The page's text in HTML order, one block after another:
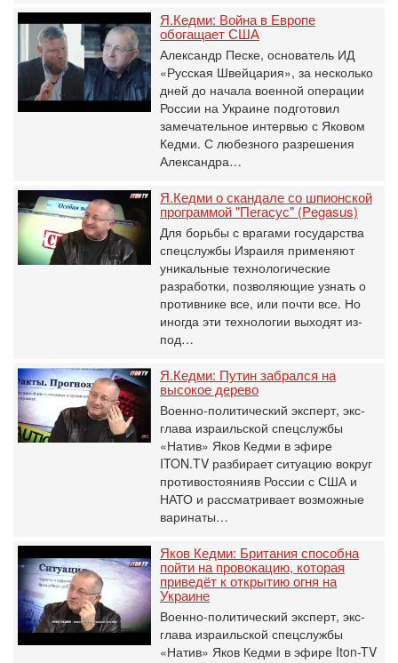
Я.Кедми: Война в Европе
обогащает США
Александр Песке, основатель ИД
«Русская Швейцария», за несколько
дней до начала военной операции
России на Украине подготовил
замечательное интервью с Яковом
Кедми. С любезного разрешения
Александра…
Я.Кедми о скандале со шпионской
программой "Пегасус" (Pegasus)
Для борьбы с врагами государства
спецслужбы Израиля применяют
уникальные технологические
разработки, позволяющие узнать о
противнике все, или почти все. Но
иногда эти технологии выходят из-
под…
Я.Кедми: Путин забрался на
высокое дерево
Военно-политический эксперт, экс-
глава израильской спецслужбы
«Натив» Яков Кедми в эфире
ITON.TV разбирает ситуацию вокруг
противостоянияв России с США и
НАТО и рассматривает возможные
варинаты…
Яков Кедми: Британия способна
пойти на провокацию, которая
приведёт к открытию огня на
Украине
Военно-политический эксперт, экс-
глава израильской спецслужбы
«Натив» Яков Кедми в эфире Iton-TV